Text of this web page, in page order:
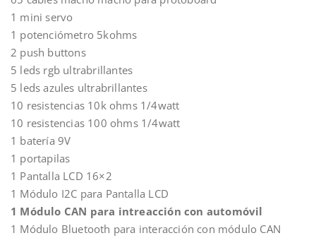
1 mini servo
1 potenciómetro 5kohms
2 push buttons
5 leds rgb ultrabrillantes
5 leds azules ultrabrillantes
10 resistencias 10k ohms 1/4watt
10 resistencias 100 ohms 1/4watt
1 batería 9V
1 portapilas
1 Pantalla LCD 16×2
1 Módulo I2C para Pantalla LCD
1 Módulo CAN para intreacción con automóvil
1 Módulo Bluetooth para interacción con módulo CAN